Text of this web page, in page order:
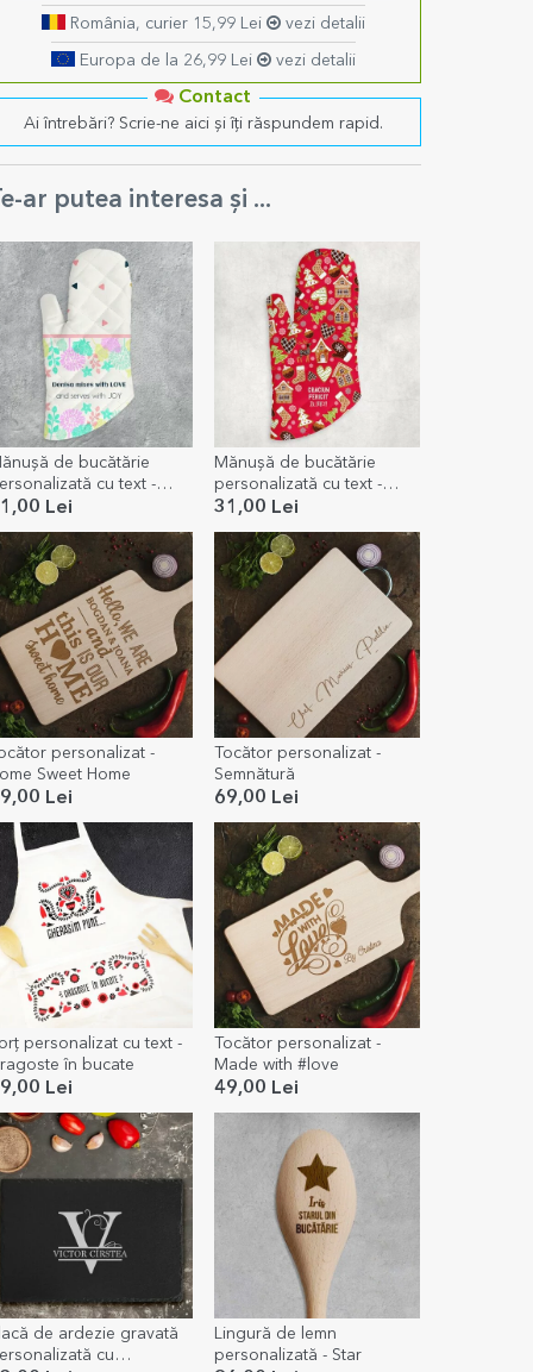
România, curier 15,99 Lei vezi detalii
Europa de la 26,99 Lei vezi detalii
Contact
Ai întrebări? Scrie-ne aici și îți răspundem rapid.
ar putea interesa și ...
de bucătărie
cu text -
with love
Lei
Mănușă de bucătărie
personalizată cu text -
Gingerbread
31,00 Lei
personalizat -
Sweet Home
Lei
Tocător personalizat -
Semnătură
69,00 Lei
personalizat cu text -
în bucate
Lei
Tocător personalizat -
Made with #love
49,00 Lei
de ardezie gravată
cu
Lingură de lemn
personalizată - Star